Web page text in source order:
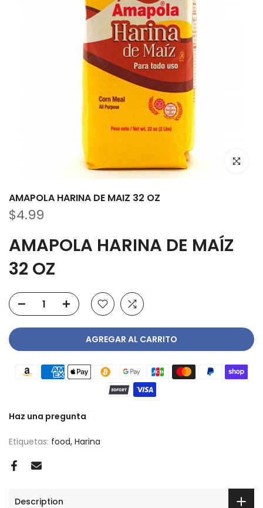
Haz clic
AMAPOLA HARINA DE MAIZ 32 OZ
$4.99
AMAPOLA HARINA DE MAÍZ
32 OZ
AGREGAR AL CARRITO
Haz una pregunta
Etiquetas: food Harina
Description